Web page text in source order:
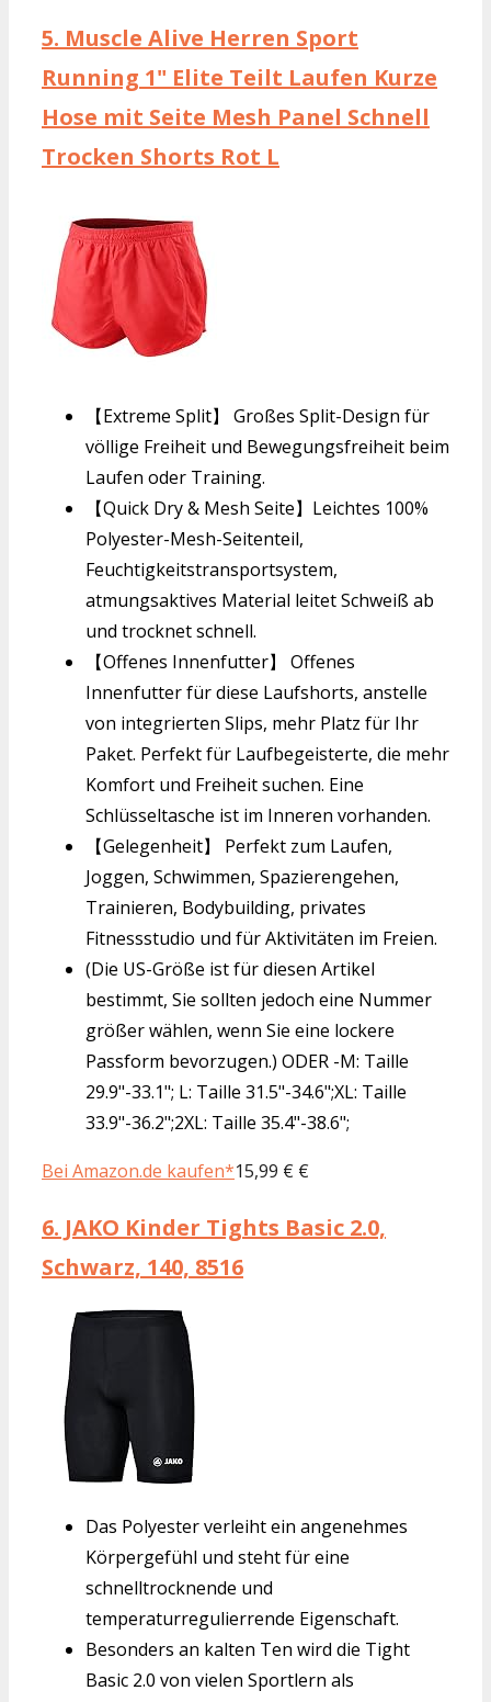
5. Muscle Alive Herren Sport
Running 1" Elite Teilt Laufen Kurze
Hose mit Seite Mesh Panel Schnell
Trocken Shorts Rot L
【Extreme Split】 Großes Split-Design für
völlige Freiheit und Bewegungsfreiheit beim
Laufen oder Training.
【Quick Dry & Mesh Seite】Leichtes 100%
Polyester-Mesh-Seitenteil,
Feuchtigkeitstransportsystem,
atmungsaktives Material leitet Schweiß ab
und trocknet schnell.
【Offenes Innenfutter】 Offenes
Innenfutter für diese Laufshorts, anstelle
von integrierten Slips, mehr Platz für Ihr
Paket. Perfekt für Laufbegeisterte, die mehr
Komfort und Freiheit suchen. Eine
Schlüsseltasche ist im Inneren vorhanden.
【Gelegenheit】 Perfekt zum Laufen,
Joggen, Schwimmen, Spazierengehen,
Trainieren, Bodybuilding, privates
Fitnessstudio und für Aktivitäten im Freien.
(Die US-Größe ist für diesen Artikel
bestimmt, Sie sollten jedoch eine Nummer
größer wählen, wenn Sie eine lockere
Passform bevorzugen.) ODER -M: Taille
29.9"-33.1"; L: Taille 31.5"-34.6";XL: Taille
33.9"-36.2";2XL: Taille 35.4"-38.6";
Bei Amazon.de kaufen*15,99 € €
6. JAKO Kinder Tights Basic 2.0,
Schwarz, 140, 8516
Das Polyester verleiht ein angenehmes
Körpergefühl und steht für eine
schnelltrocknende und
temperaturregulierrende Eigenschaft.
Besonders an kalten Ten wird die Tight
Basic 2.0 von vielen Sportlern als